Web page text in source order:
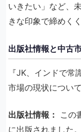
いきたい」など、
きな印象で締めく
出版社情報と中古
『JK、インドで
市場の現状につい
出版社情報：
この
に出版されました。